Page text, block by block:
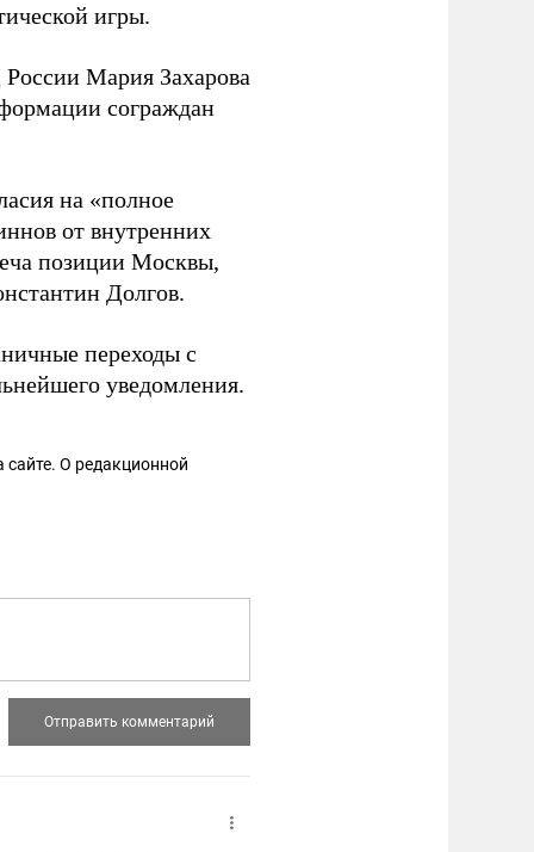
игры.
Мария Захарова
сограждан
на «полное
от внутренних
позиции Москвы,
Долгов.
переходы с
уведомления.
сайте. О редакционной